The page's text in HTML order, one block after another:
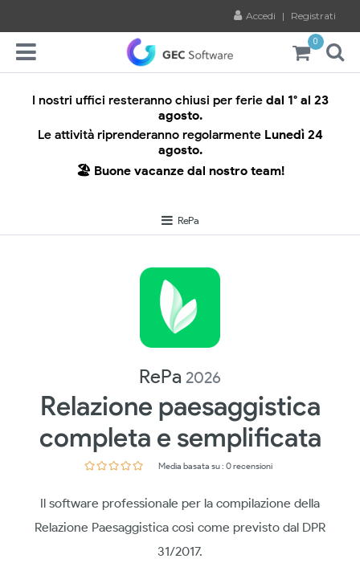
Accedi | Registrati
0
I nostri uffici resteranno chiusi per ferie dal 1° al 23
agosto.
Le attività riprenderanno regolarmente Lunedì 24
agosto.
🏖️ Buone vacanze dal nostro team!
RePa
RePa 2026
Relazione paesaggistica
completa e semplificata
Media basata su : 0 recensioni
Il software professionale per la compilazione della
Relazione Paesaggistica così come previsto dal DPR
31/2017.